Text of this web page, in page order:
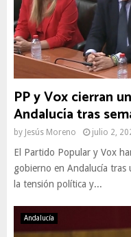
PP y Vox cierran
Andalucía tras
by Jesús Moreno julio 2,
El Partido Popular y Vox
gobierno en Andalucía tras
la tensión política y...
Andalucía